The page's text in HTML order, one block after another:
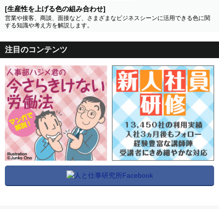
[生産性を上げる色の組み合わせ]
営業や接客、商談、面接など、さまざまなビジネスシーンに活用できる色に関
する知識や考え方を解説します。
注目のコンテンツ